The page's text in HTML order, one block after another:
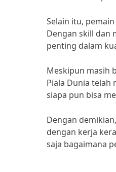
Selain itu,
Dengan skill dan
penting dalam
Meskipun masih
Piala Dunia telah
siapa pun bisa
Dengan
dengan kerja
saja bagaimana